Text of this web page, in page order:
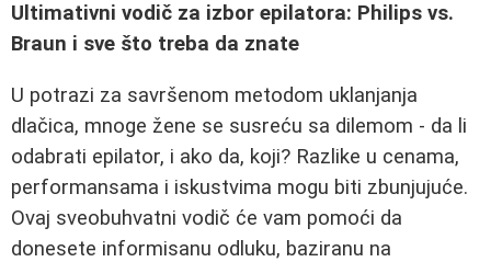
Ultimativni vodič za izbor epilatora: Philips vs.
Braun i sve što treba da znate
U potrazi za savršenom metodom uklanjanja
dlačica, mnoge žene se susreću sa dilemom - da li
odabrati epilator, i ako da, koji? Razlike u cenama,
performansama i iskustvima mogu biti zbunjujuće.
Ovaj sveobuhvatni vodič će vam pomoći da
donesete informisanu odluku, baziranu na